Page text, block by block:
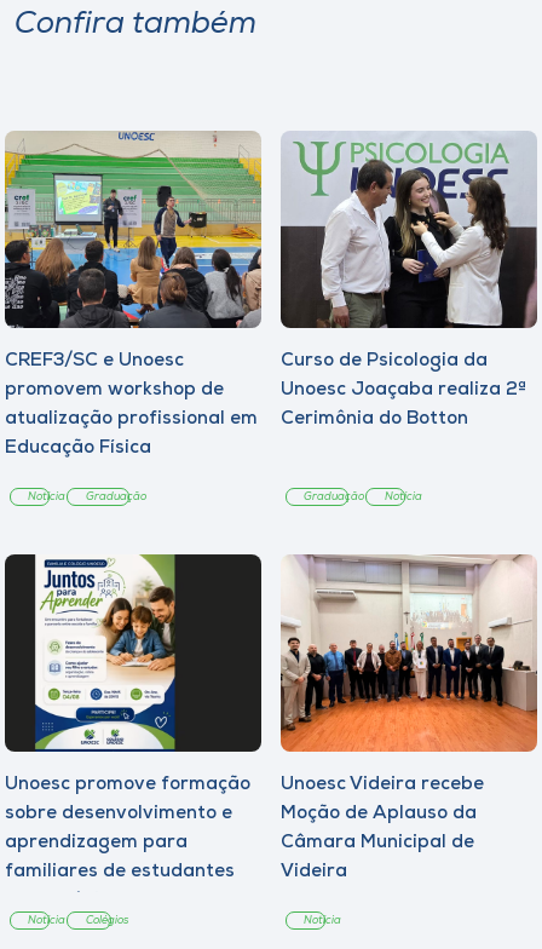
Confira também
CREF3/SC e Unoesc
promovem workshop de
atualização profissional em
Educação Física
Notícia Graduação
Curso de Psicologia da
Unoesc Joaçaba realiza 2ª
Cerimônia do Botton
Graduação Notícia
Unoesc promove formação
sobre desenvolvimento e
aprendizagem para
familiares de estudantes
Notícia Colégios
Unoesc Videira recebe
Moção de Aplauso da
Câmara Municipal de
Videira
Notícia